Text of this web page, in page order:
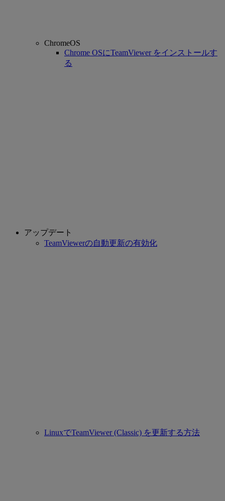
ChromeOS
Chrome OSにTeamViewer をインストールす
る
アップデート
TeamViewerの自動更新の有効化
LinuxでTeamViewer (Classic) を更新する方法